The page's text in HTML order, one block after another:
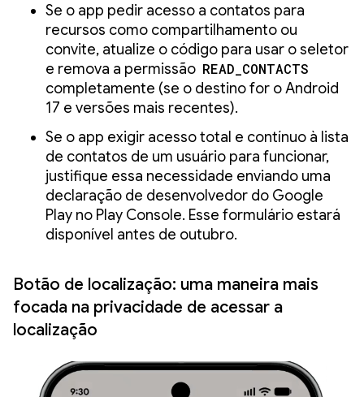
Se o app pedir acesso a contatos para
recursos como compartilhamento ou
convite, atualize o código para usar o seletor
e remova a permissão READ_CONTACTS
completamente (se o destino for o Android
17 e versões mais recentes).
Se o app exigir acesso total e contínuo à lista
de contatos de um usuário para funcionar,
justifique essa necessidade enviando uma
declaração de desenvolvedor do Google
Play no Play Console. Esse formulário estará
disponível antes de outubro.
Botão de localização: uma maneira mais
focada na privacidade de acessar a
localização